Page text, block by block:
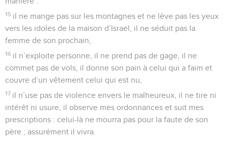
15 il ne mange pas sur les montagnes et ne lève pas les yeux
vers les idoles de la maison d’Israël, il ne séduit pas la
femme de son prochain,
16 il n’exploite personne, il ne prend pas de gage, il ne
commet pas de vols, il donne son pain à celui qui a faim et
couvre d’un vêtement celui qui est nu,
17 il n’use pas de violence envers le malheureux, il ne tire ni
intérêt ni usure, il observe mes ordonnances et suit mes
prescriptions : celui-là ne mourra pas pour la faute de son
père ; assurément il vivra.